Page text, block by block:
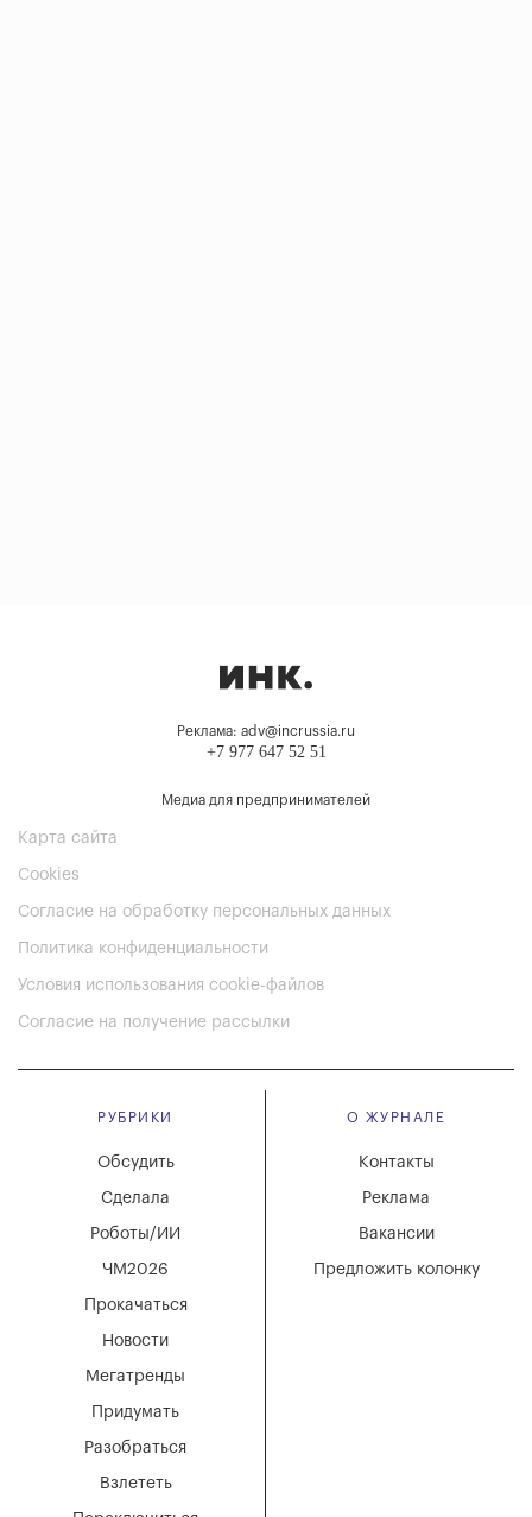
Реклама: adv@incrussia.ru
+7 977 647 52 51
Медиа для предпринимателей
Карта сайта
Cookies
Согласие на обработку персональных данных
Политика конфиденциальности
Условия использования cookie-файлов
Согласие на получение рассылки
РУБРИКИ
Мегатренды
Придумать
Разобраться
Взлететь
Новости
Обсудить
Сделала
Роботы/ИИ
ЧМ2026
Прокачаться
О ЖУРНАЛЕ
Вакансии
Реклама
Контакты
Предложить колонку